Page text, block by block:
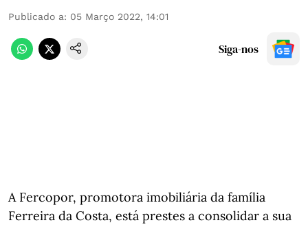
Publicado a: 05 Março 2022, 14:01
Siga-nos
A Fercopor, promotora imobiliária da família
Ferreira da Costa, está prestes a consolidar a sua